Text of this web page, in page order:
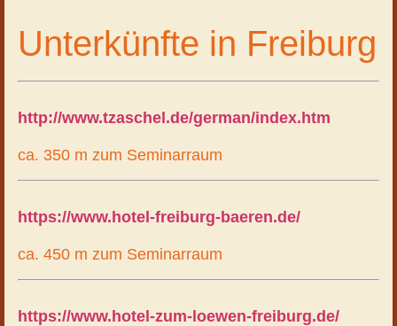
Unterkünfte in Freiburg
http://www.tzaschel.de/german/index.htm
ca. 350 m zum Seminarraum
https://www.hotel-freiburg-baeren.de/
ca. 450 m zum Seminarraum
https://www.hotel-zum-loewen-freiburg.de/